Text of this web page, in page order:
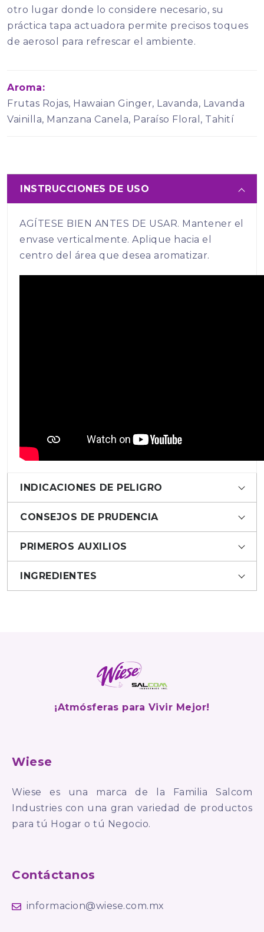
otro lugar donde lo considere necesario, su
práctica tapa actuadora permite precisos toques
de aerosol para refrescar el ambiente.
Aroma:
Frutas Rojas, Hawaian Ginger, Lavanda, Lavanda
Vainilla, Manzana Canela, Paraíso Floral, Tahití
INSTRUCCIONES DE USO
AGÍTESE BIEN ANTES DE USAR. Mantener el
envase verticalmente. Aplique hacia el
centro del área que desea aromatizar.
INDICACIONES DE PELIGRO
CONSEJOS DE PRUDENCIA
PRIMEROS AUXILIOS
INGREDIENTES
¡Atmósferas para Vivir Mejor!
Wiese
Wiese es una marca de la Familia Salcom
Industries con una gran variedad de productos
para tú Hogar o tú Negocio.
Contáctanos
informacion@wiese.com.mx